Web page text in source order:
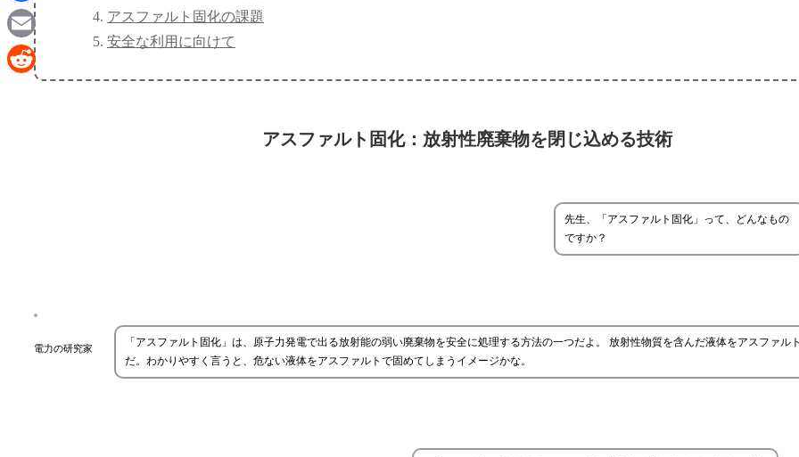
アスファルト固化の課題
安全な利用に向けて
アスファルト固化：放射性廃棄物を閉じ込める技術
先生、「アスファルト固化」って、どんなもの
ですか？
電力の研究家
「アスファルト固化」は、原子力発電で出る放射能の弱い廃棄物を安全に処理する方法の一つだよ。 放射性物質を含んだ液体をアスファル
だ。わかりやすく言うと、危ない液体をアスファルトで固めてしまうイメージかな。
Facebook
Email